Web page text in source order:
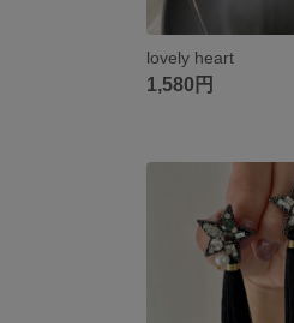
lovely heart
1,580円